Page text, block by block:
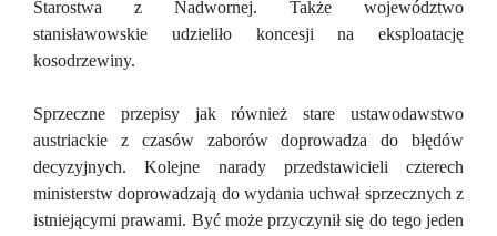
Starostwa z Nadwornej. Także województwo
stanisławowskie udzieliło koncesji na eksploatację
kosodrzewiny.
Sprzeczne przepisy jak również stare ustawodawstwo
austriackie z czasów zaborów doprowadza do błędów
decyzyjnych. Kolejne narady przedstawicieli czterech
ministerstw doprowadzają do wydania uchwał sprzecznych z
istniejącymi prawami. Być może przyczynił się do tego jeden